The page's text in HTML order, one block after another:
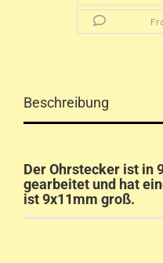
Beschreibung
Der Ohrstecker ist in
gearbeitet und hat
ist 9x11mm groß.